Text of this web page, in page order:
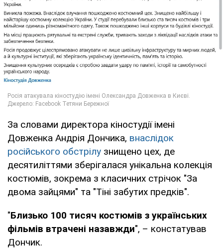
За словами директора кіностудії імені
Довженка Андрія Дончика, внаслідок
російського обстрілу знищено цех, де
десятиліттями зберігалася унікальна колекція
костюмів, зокрема з класичних стрічок "За
двома зайцями" та "Тіні забутих предків".
"Близько 100 тисяч костюмів з українських
фільмів втрачені назавжди", – констатував
Дончик.